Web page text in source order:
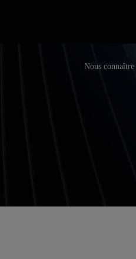
Nous connaître